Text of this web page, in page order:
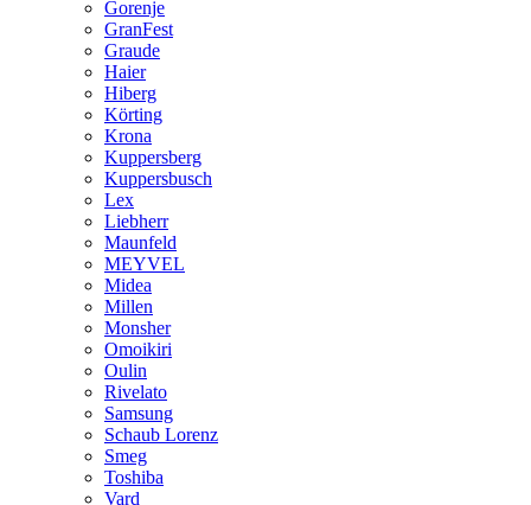
Gorenje
GranFest
Graude
Haier
Hiberg
Körting
Krona
Kuppersberg
Kuppersbusch
Lex
Liebherr
Maunfeld
MEYVEL
Midea
Millen
Monsher
Omoikiri
Oulin
Rivelato
Samsung
Schaub Lorenz
Smeg
Toshiba
Vard